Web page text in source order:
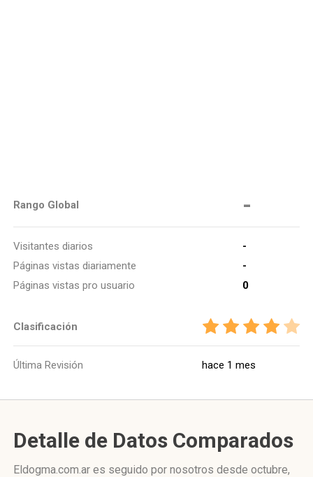
Rango Global -
Visitantes diarios
-
Páginas vistas diariamente
-
Páginas vistas pro usuario
0
Clasificación
Última Revisión hace 1 mes
Detalle de Datos Comparados
Eldogma.com.ar es seguido por nosotros desde octubre,